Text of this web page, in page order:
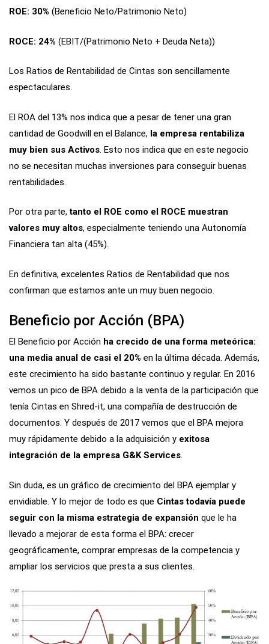
ROE: 30% (Beneficio Neto/Patrimonio Neto)
ROCE: 24% (EBIT/(Patrimonio Neto + Deuda Neta))
Los Ratios de Rentabilidad de Cintas son sencillamente
espectaculares.
El ROA del 13% nos indica que a pesar de tener una gran
cantidad de Goodwill en el Balance, la empresa rentabiliza
muy bien sus Activos . Esto nos indica que en este negocio
no se necesitan muchas inversiones para conseguir buenas
rentabilidades.
Por otra parte,tanto el ROE como el ROCE muestran
valores muy altos, especialmente teniendo una Autonomía
Financiera tan alta (45%).
En definitiva, excelentes Ratios de Rentabilidad que nos
confirman que estamos ante un muy buen negocio.
Beneficio por Acción (BPA)
El Beneficio por Acción ha crecido de una forma meteórica:
una media anual de casi el 20% en la última década. Además,
este crecimiento ha sido bastante continuo y regular. En 2016
vemos un pico de BPA debido a la venta de la participación que
tenía Cintas en Shred-it, una compañía de destrucción de
documentos. Y después de 2017 vemos que el BPA mejora
muy rápidamente debido a la adquisición y exitosa
integración de la empresa G&K Services.
Sin duda, es un gráfico de crecimiento del BPA ejemplar y
envidiable. Y lo mejor de todo es que Cintas todavía puede
seguir con la misma estrategia de expansión que le ha
llevado a mejorar de esta forma el BPA: crecer
geográficamente, comprar empresas de la competencia y
ampliar los servicios que presta a sus clientes.